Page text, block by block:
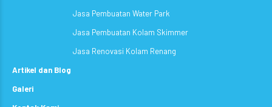
Jasa Pembuatan Water Park
Jasa Pembuatan Kolam Skimmer
Jasa Renovasi Kolam Renang
Artikel dan Blog
Galeri